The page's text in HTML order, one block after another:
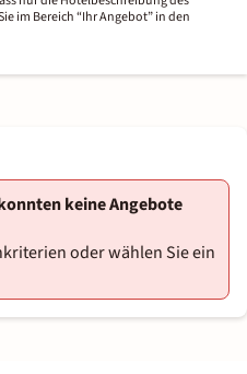
im Bereich “Ihr Angebot” in den
keine Angebote
oder wählen Sie ein